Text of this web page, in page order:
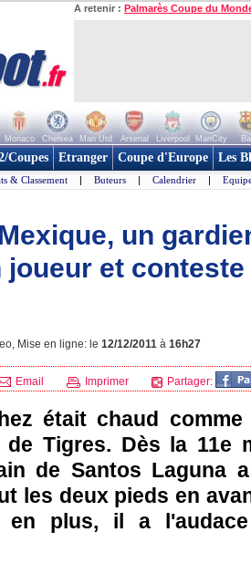
A retenir : Palmarès Coupe du
Monaco Chelsea Man Utd Arsenal Liverpool ManCity
Coupes Etranger Coupe d'Europe Les
& Classement | Buteurs | Calendrier |
un
joueur et
Mise en ligne: le 12/12/2011 à 16h27
Email Imprimer Partager:
était chaud
Tigres. Dès la 11e
de Santos Laguna
les deux pieds en
en plus, il a